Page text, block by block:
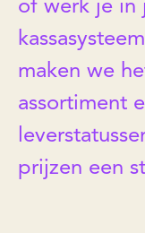
of werk je in
maken we
assortiment
prijzen een